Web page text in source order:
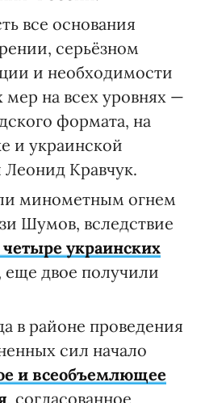
все основания
серьёзном
и необходимости
на всех уровнях —
формата, на
и украинской
Леонид Кравчук.
минометным огнем
Шумов, вследствие
украинских
еще двое получили
в районе проведения
сил начало
и всеобъемлющее
, согласованное